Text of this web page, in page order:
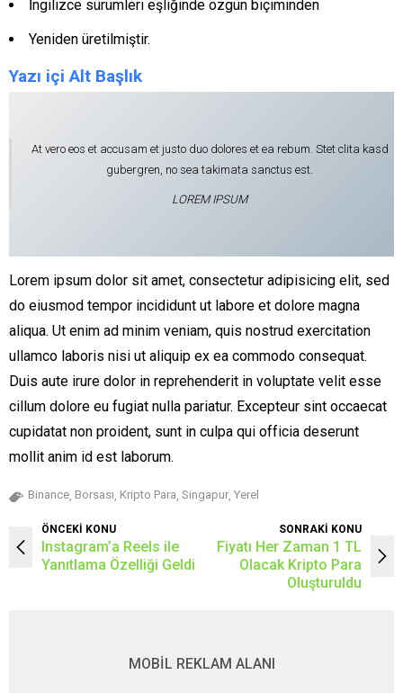
İngilizce sürümleri eşliğinde özgün biçiminden
Yeniden üretilmiştir.
Yazı içi Alt Başlık
At vero eos et accusam et justo duo dolores et ea rebum. Stet clita kasd
gubergren, no sea takimata sanctus est.
LOREM IPSUM
Lorem ipsum dolor sit amet, consectetur adipisicing elit, sed
do eiusmod tempor incididunt ut labore et dolore magna
aliqua. Ut enim ad minim veniam, quis nostrud exercitation
ullamco laboris nisi ut aliquip ex ea commodo consequat.
Duis aute irure dolor in reprehenderit in voluptate velit esse
cillum dolore eu fugiat nulla pariatur. Excepteur sint occaecat
cupidatat non proident, sunt in culpa qui officia deserunt
mollit anim id est laborum.
Binance, Borsası, Kripto Para, Singapur, Yerel
ÖNCEKİ KONU
Instagram’a Reels ile
Yanıtlama Özelliği Geldi
SONRAKİ KONU
Fiyatı Her Zaman 1 TL
Olacak Kripto Para
Oluşturuldu
MOBİL REKLAM ALANI